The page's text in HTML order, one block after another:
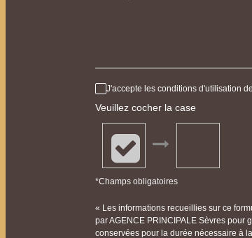
J'accepte les conditions d'utilisation
Veuillez cocher la case
*Champs obligatoires
« Les informations recueillies sur ce
par AGENCE PRINCIPALE Sèvres pour
conservées pour la durée nécessaire à